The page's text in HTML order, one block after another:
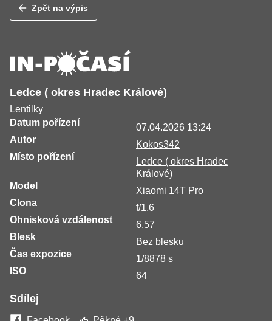
Zpět na výpis
Ledce ( okres Hradec Králové)
Lentilky
Datum pořízení
07.04.2026 13:24
Autor
Kokos342
Místo pořízení
Ledce ( okres Hradec
Králové)
Model
Xiaomi 14T Pro
Clona
f/1.6
Ohnisková vzdálenost
6.57
Blesk
Bez blesku
Čas expozice
1/8878 s
ISO
64
Sdílej